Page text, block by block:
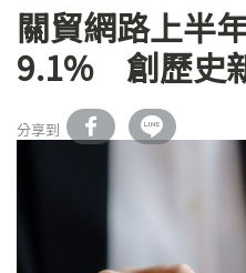
關貿網路上半
9.1% 創歷史
分享到